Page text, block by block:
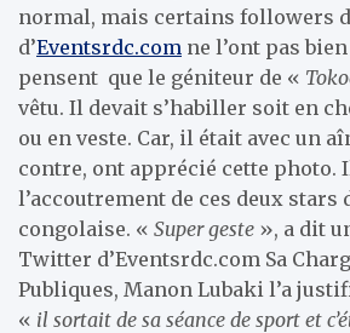
normal, mais certains followers
d’Eventsrdc.com ne l’ont pas
pensent que le géniteur de «
vêtu. Il devait s’habiller soit en
ou en veste. Car, il était avec un
contre, ont apprécié cette photo.
l’accoutrement de ces deux stars
congolaise. « Super geste », a dit
Twitter d’Eventsrdc.com Sa
Publiques, Manon Lubaki l’a
« il sortait de sa séance de sport et